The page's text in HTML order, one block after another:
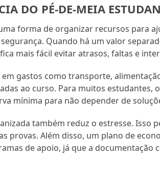
DO PÉ-DE-MEIA
forma de organizar recursos para
Quando há um valor
mais fácil evitar atrasos, faltas e
gastos como transporte,
ao curso. Para muitos estudantes,
mínima para não depender de
também reduz o estresse. Isso
provas. Além disso, um plano de
de apoio, já que a documentação